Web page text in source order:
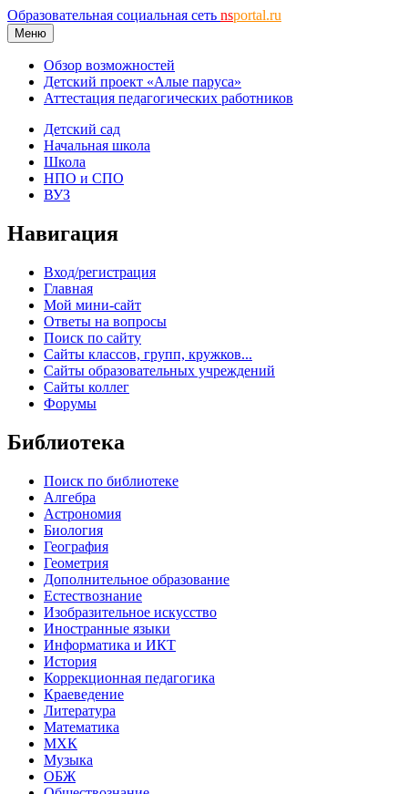
Образовательная социальная сеть nsportal.ru
Меню
Обзор возможностей
Детский проект «Алые паруса»
Аттестация педагогических работников
Детский сад
Начальная школа
Школа
НПО и СПО
ВУЗ
Навигация
Вход/регистрация
Главная
Мой мини-сайт
Ответы на вопросы
Поиск по сайту
Сайты классов, групп, кружков...
Сайты образовательных учреждений
Сайты коллег
Форумы
Библиотека
Поиск по библиотеке
Алгебра
Астрономия
Биология
География
Геометрия
Дополнительное образование
Естествознание
Изобразительное искусство
Иностранные языки
Информатика и ИКТ
История
Коррекционная педагогика
Краеведение
Литература
Математика
МХК
Музыка
ОБЖ